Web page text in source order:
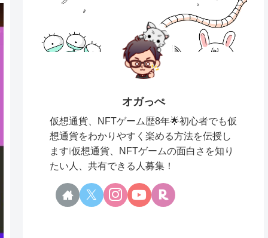
オガっぺ
仮想通貨、NFTゲーム歴8年🌟初心者でも仮
想通貨をわかりやすく楽める方法を伝授し
ます❕仮想通貨、NFTゲームの面白さを知り
たい人、共有できる人募集！